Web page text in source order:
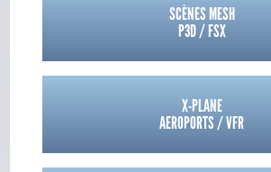
SCÈNES MESH
P3D / FSX
X-PLANE
AEROPORTS / VFR